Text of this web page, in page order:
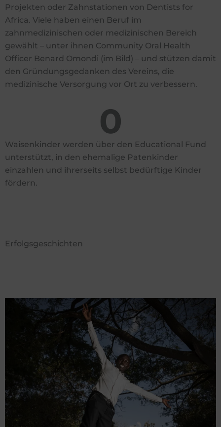
Projekten oder Zahnstationen von Dentists for
Africa. Viele haben einen Beruf im
zahnmedizinischen oder medizinischen Bereich
gewählt – unter ihnen Community Oral Health
Officer Benard Omondi (im Bild) – und stützen damit
den Gründungsgedanken des Vereins, die
medizinische Versorgung vor Ort zu verbessern.
0
Waisenkinder werden über den Educational Fund
unterstützt, in den ehemalige Patenkinder
einzahlen und ihrerseits selbst bedürftige Kinder
fördern.
Erfolgsgeschichten